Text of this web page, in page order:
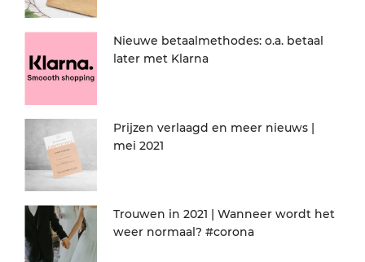
Nieuwe betaalmethodes: o.a. betaal
later met Klarna
Prijzen verlaagd en meer nieuws |
mei 2021
Trouwen in 2021 | Wanneer wordt het
weer normaal? #corona